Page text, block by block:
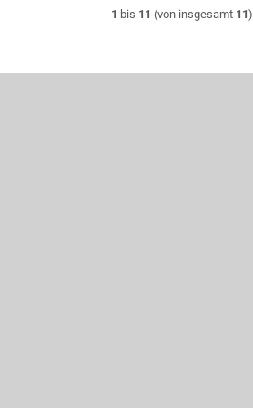
1 bis 11 (von insgesamt 11)